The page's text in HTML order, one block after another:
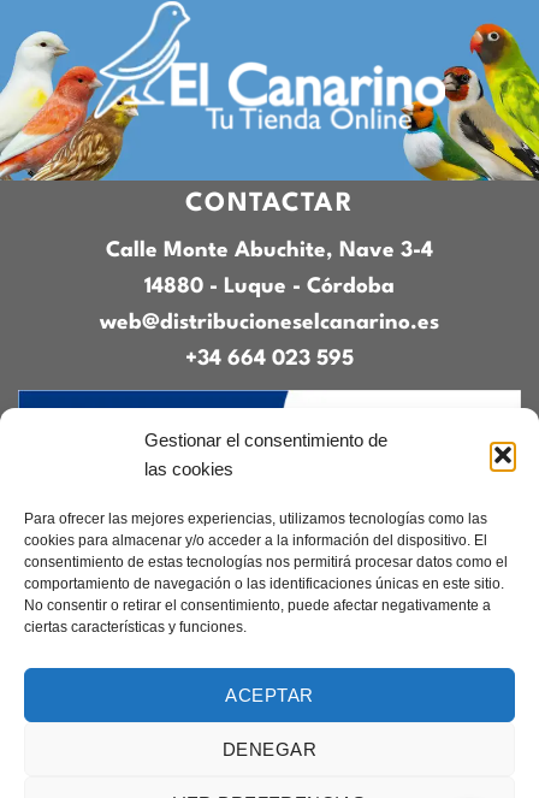
Gestionar el consentimiento de
las cookies
Para ofrecer las mejores experiencias, utilizamos tecnologías como las
cookies para almacenar y/o acceder a la información del dispositivo. El
consentimiento de estas tecnologías nos permitirá procesar datos como el
comportamiento de navegación o las identificaciones únicas en este sitio.
No consentir o retirar el consentimiento, puede afectar negativamente a
ciertas características y funciones.
ACEPTAR
DENEGAR
CONTACTAR
Calle Monte Abuchite, Nave 3-4
14880 - Luque - Córdoba
web@distribucioneselcanarino.es
+34 664 023 595
Contacto|Incidencias|Devoluciones|
Condiciones generales
Diseñado porCreacionesDigitales.es
Elcanarino.com pertenece al grupo Distribuciones el